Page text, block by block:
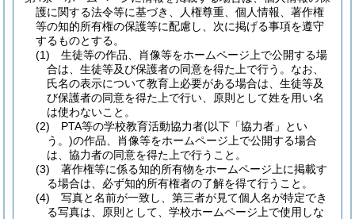
護に関する法令等に基づき、人権尊重、個人情報、著作権
等の知的所有権の保護等に配慮し、次に掲げる事項を遵守
するものとする。
(1)
生徒等の作品、肖像等をホームページ上で公開する場
合は、生徒等及び保護者の同意を得た上で行う。 なお、
氏名の表示について教育上必要がある場合は、生徒等及
び保護者の同意を得た上で行い、原則として姓を用い名
は使わないこと。
(2)
PTA等の学校教育活動協力者(以下「協力者」とい
う。)の作品、肖像等をホームページ上で公開する場合
は、協力者の同意を得た上で行うこと。
(3)
著作権等に係る知的所有物をホームページ上に掲載す
る場合は、必ず知的所有権者の了解を得て行うこと。
(4)
写真と名前が一致し、第三者が見て個人名が特定でき
る写真は、原則として、学校ホームページ上で使用しな